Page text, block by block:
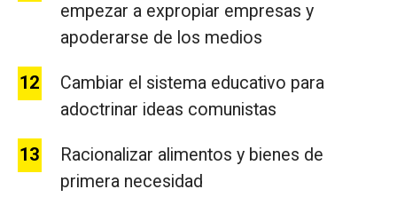
empezar a expropiar empresas y
apoderarse de los medios
Cambiar el sistema educativo para
adoctrinar ideas comunistas
Racionalizar alimentos y bienes de
primera necesidad